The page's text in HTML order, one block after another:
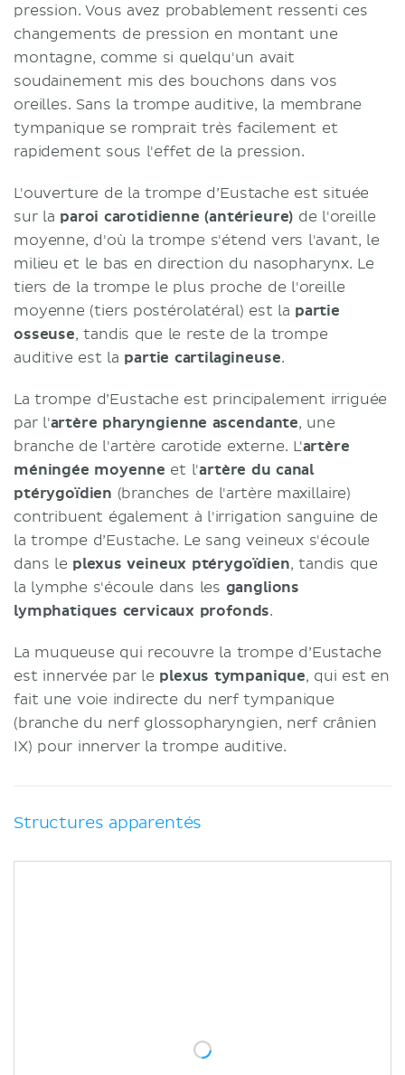
pression. Vous avez probablement ressenti ces
changements de pression en montant une
montagne, comme si quelqu'un avait
soudainement mis des bouchons dans vos
oreilles. Sans la trompe auditive, la membrane
tympanique se romprait très facilement et
rapidement sous l'effet de la pression.
L'ouverture de la trompe d’Eustache est située
sur la paroi carotidienne (antérieure) de l'oreille
moyenne, d'où la trompe s'étend vers l'avant, le
milieu et le bas en direction du nasopharynx. Le
tiers de la trompe le plus proche de l'oreille
moyenne (tiers postérolatéral) est la partie
osseuse, tandis que le reste de la trompe
auditive est la partie cartilagineuse.
La trompe d’Eustache est principalement irriguée
par l'artère pharyngienne ascendante, une
branche de l'artère carotide externe. L'artère
méningée moyenne et l'artère du canal
ptérygoïdien (branches de l'artère maxillaire)
contribuent également à l'irrigation sanguine de
la trompe d’Eustache. Le sang veineux s'écoule
dans le plexus veineux ptérygoïdien, tandis que
la lymphe s'écoule dans les ganglions
lymphatiques cervicaux profonds.
La muqueuse qui recouvre la trompe d’Eustache
est innervée par le plexus tympanique, qui est en
fait une voie indirecte du nerf tympanique
(branche du nerf glossopharyngien, nerf crânien
IX) pour innerver la trompe auditive.
Structures apparentés